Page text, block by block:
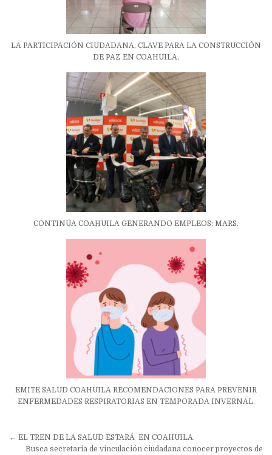
LA PARTICIPACIÓN CIUDADANA, CLAVE PARA LA CONSTRUCCIÓN
DE PAZ EN COAHUILA.
CONTINÚA COAHUILA GENERANDO EMPLEOS: MARS.
EMITE SALUD COAHUILA RECOMENDACIONES PARA PREVENIR
ENFERMEDADES RESPIRATORIAS EN TEMPORADA INVERNAL.
Navegación
← EL TREN DE LA SALUD ESTARÁ EN COAHUILA.
Busca secretaria de vinculación ciudadana conocer proyectos de